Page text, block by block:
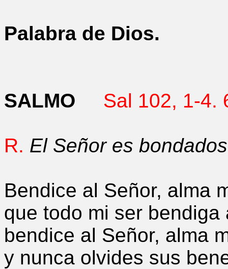
Palabra de Dios.
SALMO Sal 102, 1-4.
R. El Señor es
Bendice al Señor, alma
que todo mi ser
bendice al Señor, alma
y nunca olvides sus